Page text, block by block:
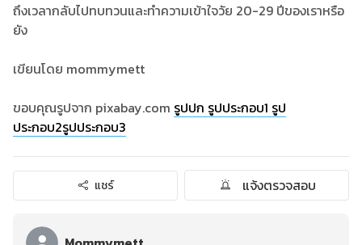
ถึงเวลากลับไปทบทวนและทำความเข้าใจวัย 20-29 ปีของเราหรือ
ยัง
เขียนโดย mommymett
ขอบคุณรูปจาก pixabay.com รูปปก รูปประกอบ1 รูป
ประกอบ2รูปประกอบ3
แชร์ แจ้งตรวจสอบ